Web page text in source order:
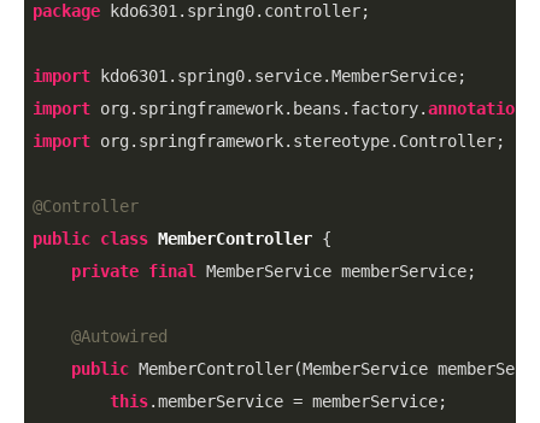
package kdo6301.spring0.controller;
import
import org.springframework.beans.factory.annotation
import org.springframework.stereotype.Controller;
@Controller
public class MemberController {
private final MemberService memberService;
@Autowired
public MemberController(MemberService
this.memberService = memberService;